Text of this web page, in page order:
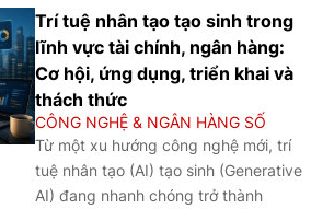
pháp lý thông minh tích tụ không
gian địa lý được tái định nghĩa theo
mật độ dữ liệu, nhân lực số và năng
lực xuất khẩu tiêu chuẩn công nghệ.
Từ phân tích kinh nghiệm của các
IFC trên, bài viết đưa ra các bài học
và hàm ý chính sách cho Việt Nam.
sách tài chính toàn diện, đồng thời
tạo nền tảng phát triển hệ sinh thái
thanh toán số an toàn, hiện đại và
bền vững tại Việt Nam.
Trí tuệ nhân tạo tạo sinh trong
lĩnh vực tài chính, ngân hàng:
Cơ hội, ứng dụng, triển khai và
thách thức
CÔNG NGHỆ & NGÂN HÀNG SỐ
Từ một xu hướng công nghệ mới, trí
tuệ nhân tạo (AI) tạo sinh (Generative
AI) đang nhanh chóng trở thành